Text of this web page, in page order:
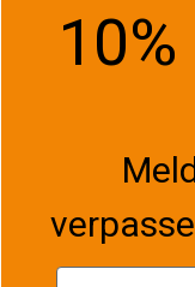
Vorname